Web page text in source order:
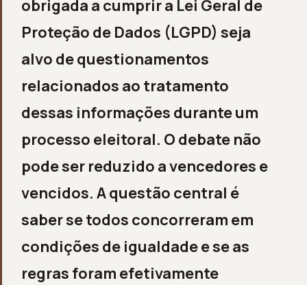
obrigada a cumprir a Lei Geral de
Proteção de Dados (LGPD) seja
alvo de questionamentos
relacionados ao tratamento
dessas informações durante um
processo eleitoral. O debate não
pode ser reduzido a vencedores e
vencidos. A questão central é
saber se todos concorreram em
condições de igualdade e se as
regras foram efetivamente